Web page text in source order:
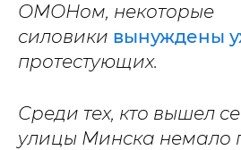
ОМОНом, некоторые
силовики вынуждены
протестующих.
Среди тех, кто вышел
улицы Минска немало